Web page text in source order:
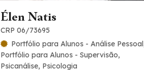
Élen Natis
CRP 06/73695
Portfólio para Alunos - Análise Pessoal
Portfólio para Alunos - Supervisão
Psicanálise Psicologia